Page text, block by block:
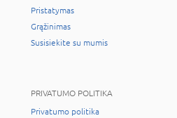
Pristatymas
Grąžinimas
Susisiekite su mumis
PRIVATUMO POLITIKA
Privatumo politika